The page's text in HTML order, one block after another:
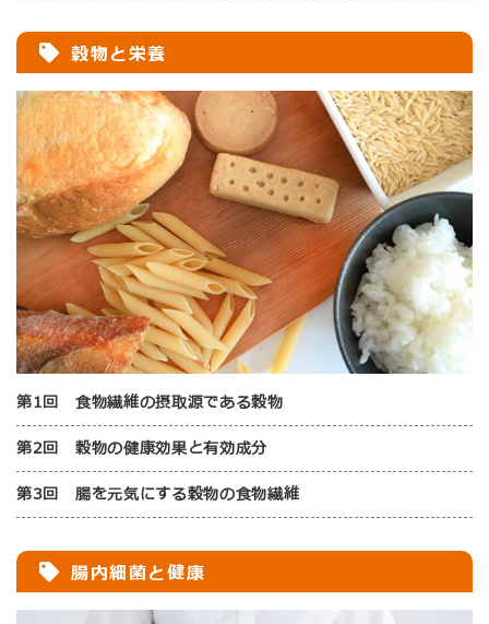
穀物と栄養
第1回 食物繊維の摂取源である穀物
第2回 穀物の健康効果と有効成分
第3回 腸を元気にする穀物の食物繊維
腸内細菌と健康